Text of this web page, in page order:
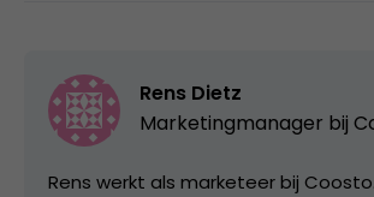
Rens Dietz
Marketingmanager bij
Rens werkt als marketeer bij